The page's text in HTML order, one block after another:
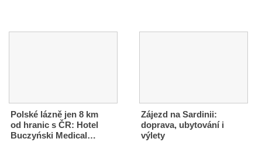
Polské lázně jen 8 km
od hranic s ČR: Hotel
Buczyński Medical…
Zájezd na Sardinii:
doprava, ubytování i
výlety